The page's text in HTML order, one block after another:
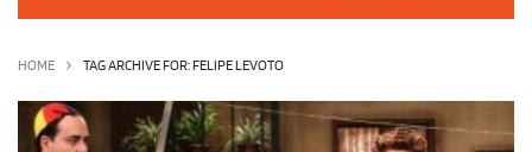
OLHA ISSO! EU QUERO!
HOME TAG ARCHIVE FOR: FELIPE LEVOTO